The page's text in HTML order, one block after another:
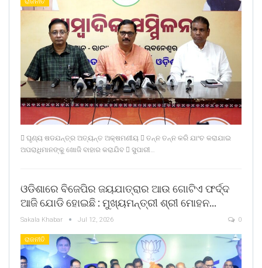
ରାଜନୀତି
 ଘୃଣ୍ୟ ଷଡଯନ୍ତ୍ର ଅତ୍ୟନ୍ତ ଅକ୍ଷମଣୀୟ  ତନ୍ନ ତନ୍ନ କରି ଯାଂଚ କରାଯାଇ
ଅପରାଧିମାନଙ୍କୁ ଖୋଜି ବାହାର କରାଯିବ  ସୁପାରୀ…
ଓଡିଶାରେ ବିଜେପିର ଜୟଯାତ୍ରାର ଆଉ ଗୋଟିଏ ଫର୍ଦ୍ଦ
ଆଜି ଯୋଡି ହୋଇଛି : ମୁଖ୍ୟମନ୍ତ୍ରୀ ଶ୍ରୀ ମୋହନ…
Sakala Khabar Jul 12, 2026 0
ରାଜନୀତି